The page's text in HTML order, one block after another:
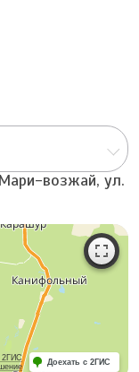
возжай, ул.
2ГИС
Доехать с 2ГИС